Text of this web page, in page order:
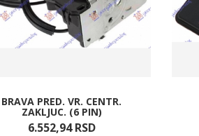
BRAVA PRED. VR. CENTR.
ZAKLJUC. (6 PIN)
6.552,94 RSD